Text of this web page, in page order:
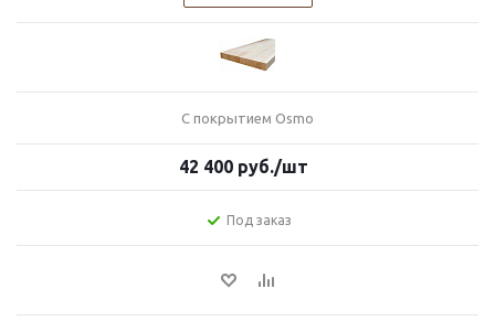
С покрытием Osmo
42 400 руб./шт
Под заказ